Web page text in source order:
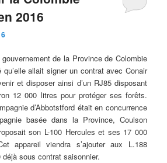
2016
de la Province de Colombie
qu’elle allait signer un contrat avec Conair
et disposer ainsi d’un RJ85 disposant
12 000 litres pour protéger ses forêts.
d’Abbotstford était en concurrence
basée dans la Province, Coulson
son L-100 Hercules et ses 17 000
appareil viendra s’ajouter aux L.188
sous contrat saisonnier.